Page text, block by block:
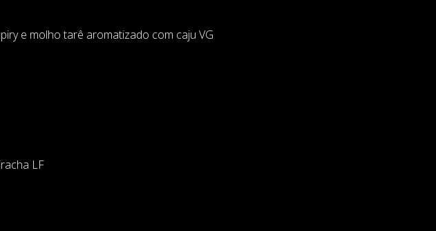
e molho tarê aromatizado com caju VG
LF